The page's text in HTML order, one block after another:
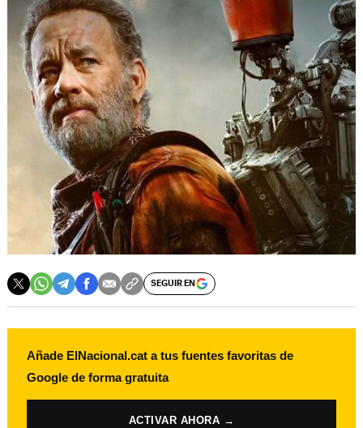
SEGUIR EN
Añade ElNacional.cat a tus fuentes favoritas de
Google de forma gratuita
ACTIVAR AHORA →